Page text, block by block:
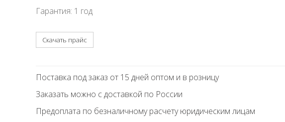
Гарантия: 1 год
Скачать прайс
Поставка под заказ от 15 дней оптом и в розницу
Заказать можно с доставкой по России
Предоплата по безналичному расчету юридическим лицам